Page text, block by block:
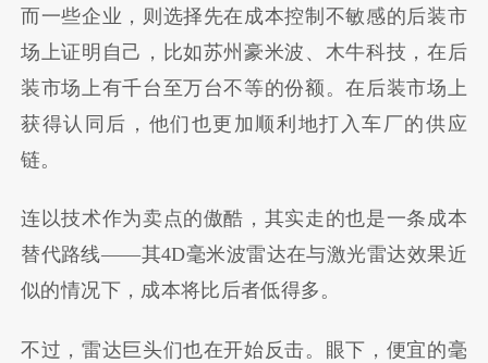
而一些企业，则选择先在成本控制不敏感的后装市
场上证明自己，比如苏州豪米波、木牛科技，在后
装市场上有千台至万台不等的份额。在后装市场上
获得认同后，他们也更加顺利地打入车厂的供应
链。
连以技术作为卖点的傲酷，其实走的也是一条成本
替代路线——其4D毫米波雷达在与激光雷达效果近
似的情况下，成本将比后者低得多。
不过，雷达巨头们也在开始反击。眼下，便宜的毫